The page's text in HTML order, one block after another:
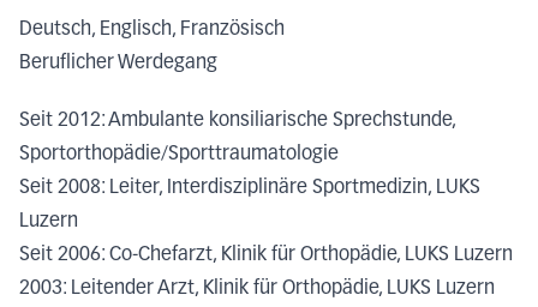
Deutsch, Englisch, Französisch
Beruflicher Werdegang
Seit 2012: Ambulante konsiliarische Sprechstunde,
Sportorthopädie/Sporttraumatologie
Seit 2008: Leiter, Interdisziplinäre Sportmedizin, LUKS
Luzern
Seit 2006: Co-Chefarzt, Klinik für Orthopädie, LUKS Luzern
2003: Leitender Arzt, Klinik für Orthopädie, LUKS Luzern